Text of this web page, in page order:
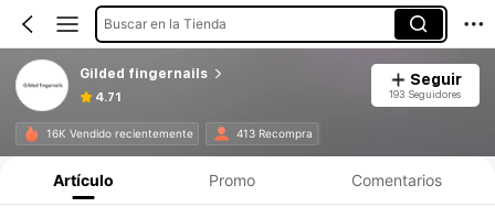
Buscar en la Tienda
Gilded fingernails
4.71
Seguir
193 Seguidores
16K Vendido recientemente 413 Recompra
Artículo Promo Comentarios